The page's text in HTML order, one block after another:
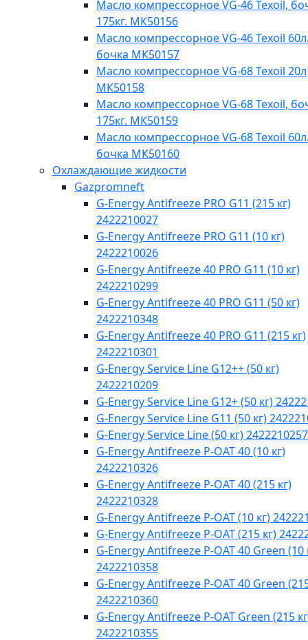
Масло компрессорное VG-46 Texoil,
175кг. МК50156
Масло компрессорное VG-46 Texoil
бочка МК50157
Масло компрессорное VG-68 Texoil 20л
МК50158
Масло компрессорное VG-68 Texoil,
175кг. МК50159
Масло компрессорное VG-68 Texoil
бочка МК50160
Охлаждающие жидкости
Gazpromneft
G-Energy Antifreeze PRO G11 (215 кг)
2422210027
G-Energy Antifreeze PRO G11 (10 кг)
2422210026
G-Energy Antifreeze 40 PRO G11 (10 кг)
2422210299
G-Energy Antifreeze 40 PRO G11 (50 кг)
2422210348
G-Energy Antifreeze 40 PRO G11 (215 кг)
2422210301
G-Energy Service Line G12++ (50 кг)
2422210209
G-Energy Service Line G12+ (50 кг)
G-Energy Service Line G11 (50 кг)
G-Energy Service Line (50 кг) 2422210257
G-Energy Antifreeze P-OAT 40 (10 кг)
2422210326
G-Energy Antifreeze P-OAT 40 (215 кг)
2422210328
G-Energy Antifreeze P-OAT (10 кг)
G-Energy Antifreeze P-OAT (215 кг)
G-Energy Antifreeze P-OAT 40 Green (10
2422210358
G-Energy Antifreeze P-OAT 40 Green
2422210360
G-Energy Antifreeze P-OAT Green (215
2422210355